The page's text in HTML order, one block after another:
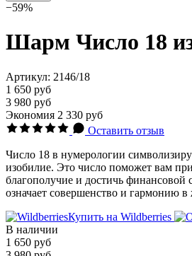
−59%
Шарм Число 18
Артикул: 2146/18
1 650 руб
3 980 руб
Экономия 2 330 руб
Оставить отзыв
Число 18 в нумерологии
изобилие. Это число поможет вам
благополучие и достичь финансовой
означает совершенство и гармонию в
Купить на Wildberries
В наличии
1 650 руб